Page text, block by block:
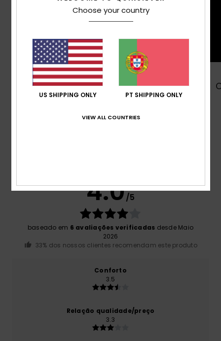
Comprar
4.0/5
baseado em 6 avaliações verificadas desde Maio
2026
33% dos nossos clientes recomendam este produto
Conforto
3.5
Relação qualidade/preço
3.3
Choose your country
US SHIPPING ONLY PT SHIPPING ONLY
VIEW ALL COUNTRIES